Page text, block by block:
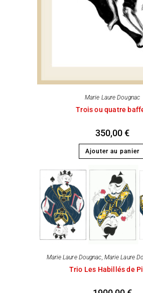
Marie Laure Dougnac
Trois ou quatre
350,00€
Ajouter au panier
Marie Laure Dougnac, Marie Laure
Trio Les Habillés de